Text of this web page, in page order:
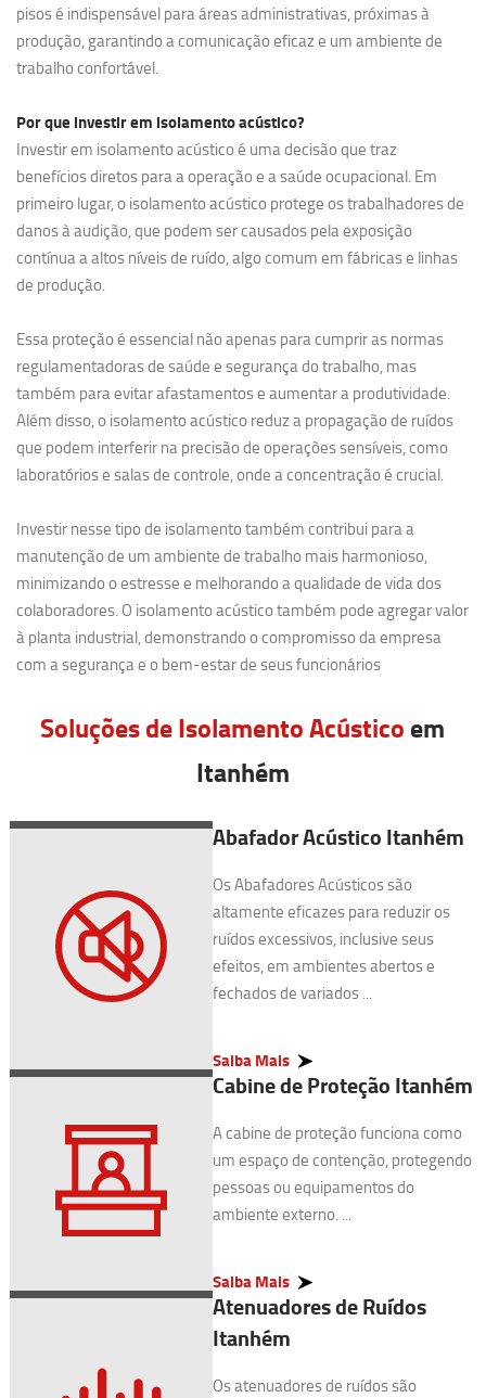
pisos é indispensável para áreas administrativas, próximas à
produção, garantindo a comunicação eficaz e um ambiente de
trabalho confortável.
Por que investir em isolamento acústico?
Investir em isolamento acústico é uma decisão que traz
benefícios diretos para a operação e a saúde ocupacional. Em
primeiro lugar, o isolamento acústico protege os trabalhadores de
danos à audição, que podem ser causados pela exposição
contínua a altos níveis de ruído, algo comum em fábricas e linhas
de produção.
Essa proteção é essencial não apenas para cumprir as normas
regulamentadoras de saúde e segurança do trabalho, mas
também para evitar afastamentos e aumentar a produtividade.
Além disso, o isolamento acústico reduz a propagação de ruídos
que podem interferir na precisão de operações sensíveis, como
laboratórios e salas de controle, onde a concentração é crucial.
Investir nesse tipo de isolamento também contribui para a
manutenção de um ambiente de trabalho mais harmonioso,
minimizando o estresse e melhorando a qualidade de vida dos
colaboradores. O isolamento acústico também pode agregar valor
à planta industrial, demonstrando o compromisso da empresa
com a segurança e o bem-estar de seus funcionários
Soluções de Isolamento Acústico em
Itanhém
Abafador Acústico Itanhém
Os Abafadores Acústicos são
altamente eficazes para reduzir os
ruídos excessivos, inclusive seus
efeitos, em ambientes abertos e
fechados de variados ...
Saiba Mais
Cabine de Proteção Itanhém
A cabine de proteção funciona como
um espaço de contenção, protegendo
pessoas ou equipamentos do
ambiente externo. ...
Saiba Mais
Atenuadores de Ruídos
Itanhém
Os atenuadores de ruídos são